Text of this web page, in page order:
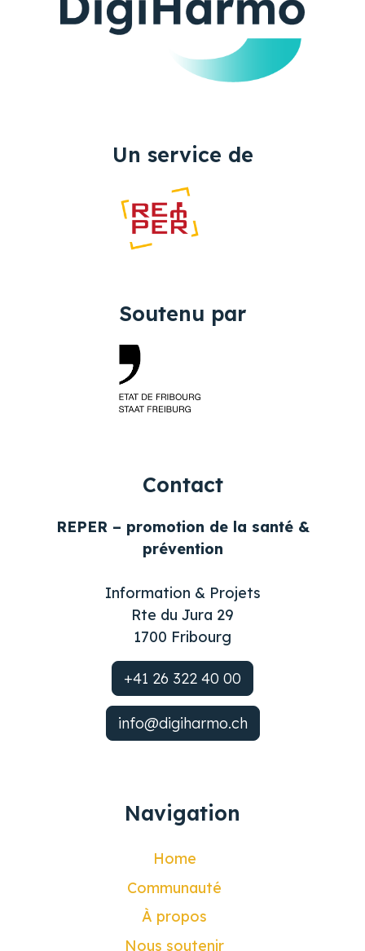
Un service de
Soutenu par
Contact
REPER – promotion de la santé &
prévention
Information & Projets
Rte du Jura 29
1700 Fribourg
+41 26 322 40 00
info@digiharmo.ch
Navigation
Home
Communauté
À propos
Nous soutenir